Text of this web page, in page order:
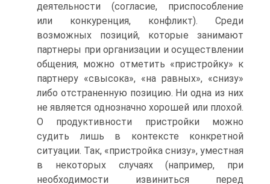
деятельности (согласие, приспособление
или конкуренция, конфликт). Среди
возможных позиций, которые занимают
партнеры при организации и осуществлении
общения, можно отметить «пристройку» к
партнеру «свысока», «на равных», «снизу»
либо отстраненную позицию. Ни одна из них
не является однозначно хорошей или плохой.
О продуктивности пристройки можно
судить лишь в контексте конкретной
ситуации. Так, «пристройка снизу», уместная
в некоторых случаях (например, при
необходимости извиниться перед